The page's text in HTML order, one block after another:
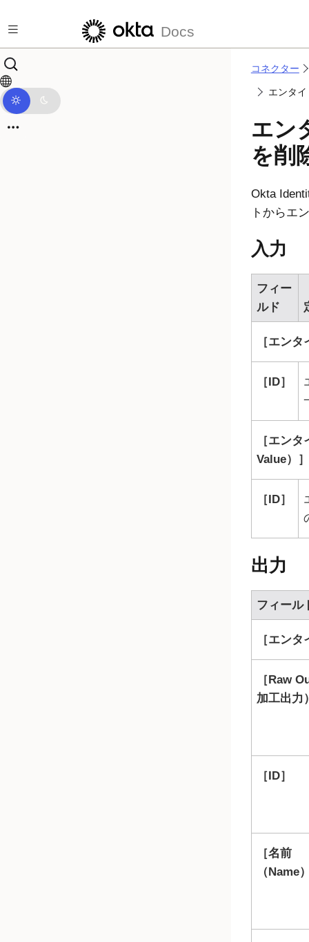
Docs
コネクター
エンタ
エン
を削
Okta
トからエ
入力
フィー
ルド
エンタ
ID
エンタ
Value）
ID
出力
フィール
エンタ
Raw
加工出力
ID
名前
（Name